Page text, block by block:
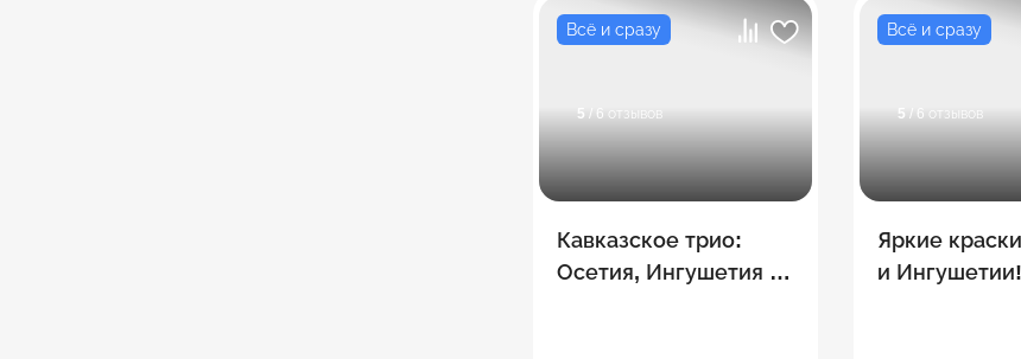
Всё и сразу
5 / 6 отзывов
Кавказское трио:
Осетия, Ингушетия и
Всё и сразу
5 / 6 отзывов
Яркие
и Ингушетии!